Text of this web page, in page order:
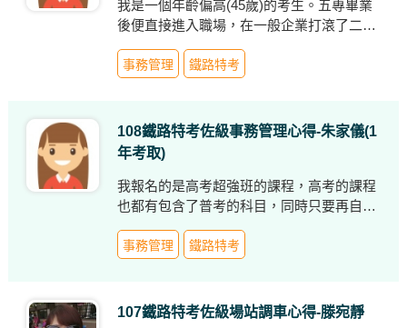
我是一個年齡偏高(45歲)的考生。五專畢業
後便直接進入職場，在一般企業打滾了二十
的時間，最終都是在被公司欠薪的情形下離
事務管理 鐵路特考
108鐵路特考佐級事務管理心得-朱家儀(1
年考取)
我報名的是高考超強班的課程，高考的課程
也都有包含了普考的科目，同時只要再自修
理的考試，可以增加自己考試的選擇。而會
事務管理 鐵路特考
107鐵路特考佐級場站調車心得-滕宛靜